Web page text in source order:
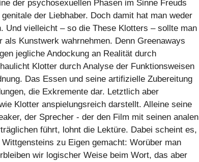
der psychosexuellen Phasen im Sinne Freuds
der Liebhaber. Doch damit hat man weder
Und vielleicht – so die These Klotters – sollte man
Kunstwerk wahrnehmen. Denn Greenaways
jegliche Andockung an Realität durch
Klotter durch Analyse der Funktionsweisen
Das Essen und seine artifizielle Zubereitung
die Exkremente dar. Letztlich aber
Klotter anspielungsreich darstellt. Alleine seine
der Sprecher - der den Film mit seinen analen
führt, lohnt die Lektüre. Dabei scheint es,
zu Eigen gemacht: Worüber man
wir logischer Weise beim Wort, das aber